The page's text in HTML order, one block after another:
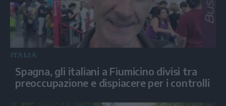
ITALIA
Spagna, gli italiani a Fiumicino divisi tra
preoccupazione e dispiacere per i controlli